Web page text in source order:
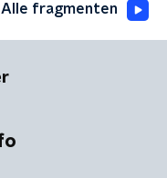
Alle fragmenten